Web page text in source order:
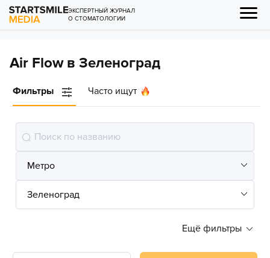
ЭКСПЕРТНЫЙ ЖУРНАЛ
О СТОМАТОЛОГИИ
Air Flow в Зеленоград
Фильтры Часто ищут
Ещё фильтры